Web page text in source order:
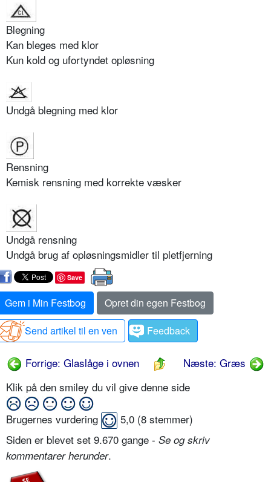
Blegning
Kan bleges med klor
Kun kold og ufortyndet opløsning
Undgå blegning med klor
Rensning
Kemisk rensning med korrekte væsker
Undgå rensning
Undgå brug af opløsningsmidler til pletfjerning
Save
Gem i Min Festbog
Opret din egen Festbog
Send artikel til en ven
Feedback
Forrige: Glaslåge i ovnen
Næste: Græs
Klik på den smiley du vil give denne side
Brugernes vurdering 5,0 (8 stemmer)
Siden er blevet set 9.670 gange - Se og skriv
kommentarer herunder.